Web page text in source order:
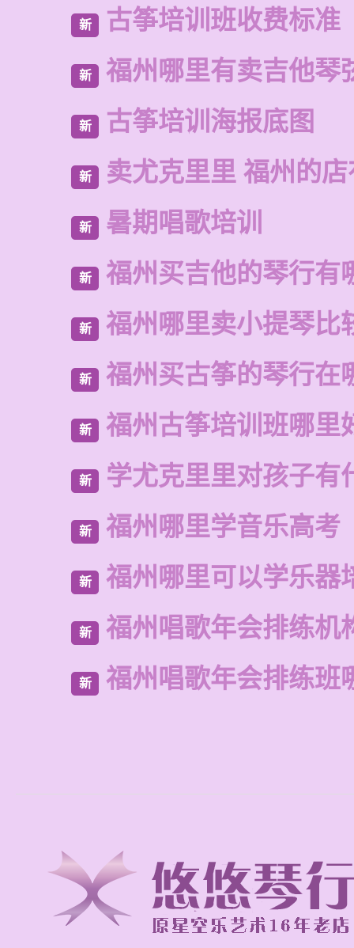
新 古筝培训班收费标准
新 福州哪里有卖吉他琴
新 古筝培训海报底图
新 卖尤克里里 福州的
新 暑期唱歌培训
新 福州买吉他的琴行有
新 福州哪里卖小提琴比
新 福州买古筝的琴行在
新 福州古筝培训班哪里
新 学尤克里里对孩子有
新 福州哪里学音乐高考
新 福州哪里可以学乐器
新 福州唱歌年会排练机
新 福州唱歌年会排练班